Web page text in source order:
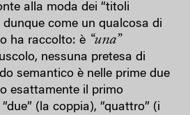
alla moda dei “titoli
dunque come un qualcosa di
ha raccolto: è “una”
nessuna pretesa di
semantico è nelle prime due
esattamente il primo
(la coppia), “quattro” (i